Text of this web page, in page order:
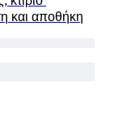
και αποθήκη